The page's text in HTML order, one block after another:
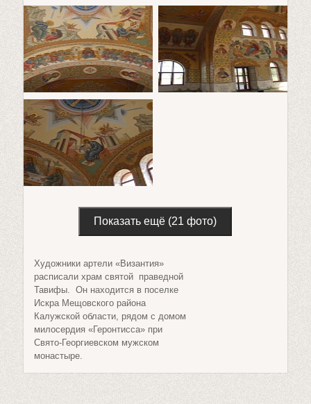
Показать ещё (21 фото)
Художники артели «Византия»
расписали храм святой праведной
Тавифы. Он находится в поселке
Искра Мещовского района
Калужской области, рядом с домом
милосердия «Геронтисса» при
Свято-Георгиевском мужском
монастыре.